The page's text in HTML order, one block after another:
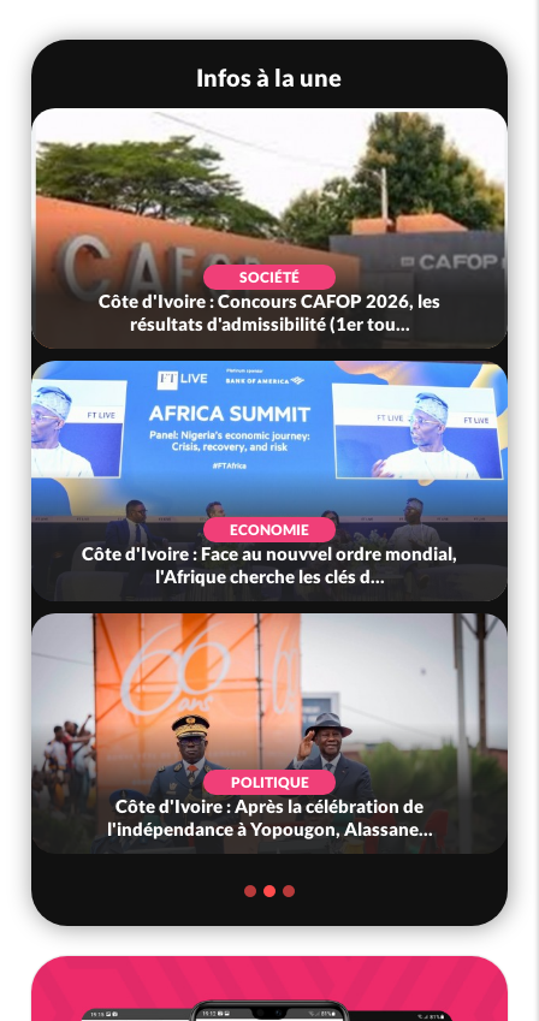
Infos à la une
SOCIÉTÉ
Côte d'Ivoire : Concours CAFOP 2026, les
résultats d'admissibilité (1er tou...
ECONOMIE
Côte d'Ivoire : Face au nouvvel ordre mondial,
l'Afrique cherche les clés d...
POLITIQUE
Côte d'Ivoire : Après la célébration de
l'indépendance à Yopougon, Alassane...